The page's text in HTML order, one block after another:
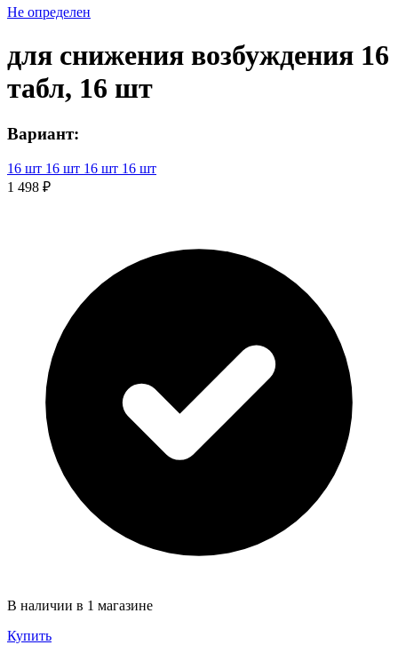
Не определен
для снижения возбуждения 16
табл, 16 шт
Вариант:
16 шт 16 шт 16 шт 16 шт
1 498 ₽
В наличии в 1 магазине
Купить